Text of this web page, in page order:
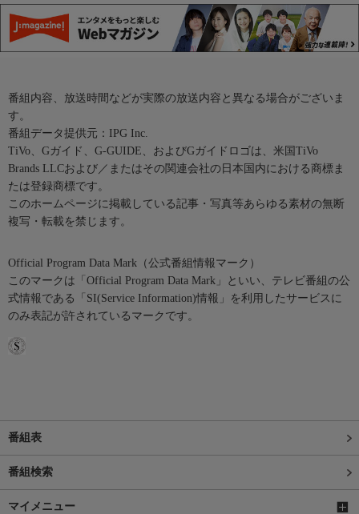
番組内容、放送時間などが実際の放送内容と異なる場合がございま
す。
番組データ提供元：IPG Inc.
TiVo、Gガイド、G-GUIDE、およびGガイドロゴは、米国TiVo
Brands LLCおよび／またはその関連会社の日本国内における商標ま
たは登録商標です。
このホームページに掲載している記事・写真等あらゆる素材の無断
複写・転載を禁じます。
Official Program Data Mark（公式番組情報マーク）
このマークは「Official Program Data Mark」といい、テレビ番組の公
式情報である「SI(Service Information)情報」を利用したサービスに
のみ表記が許されているマークです。
番組表
番組検索
マイメニュー